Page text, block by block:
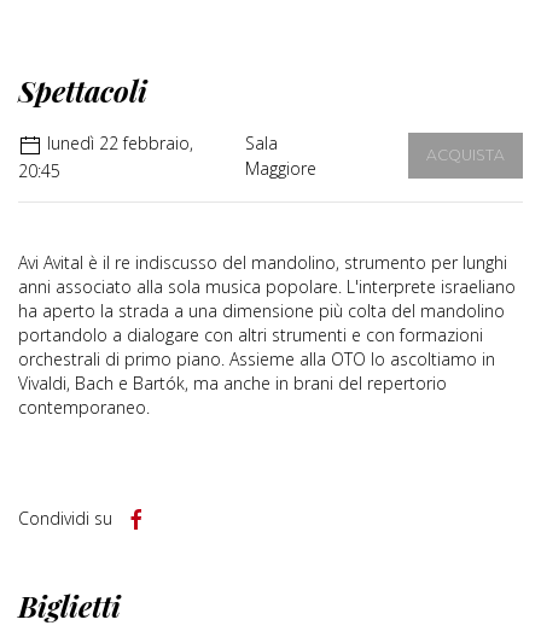
Spettacoli
lunedì 22 febbraio,
20:45
Sala
Maggiore
ACQUISTA
Avi Avital è il re indiscusso del mandolino, strumento per lunghi
anni associato alla sola musica popolare. L'interprete israeliano
ha aperto la strada a una dimensione più colta del mandolino
portandolo a dialogare con altri strumenti e con formazioni
orchestrali di primo piano. Assieme alla OTO lo ascoltiamo in
Vivaldi, Bach e Bartók, ma anche in brani del repertorio
contemporaneo.
Condividi su
Biglietti